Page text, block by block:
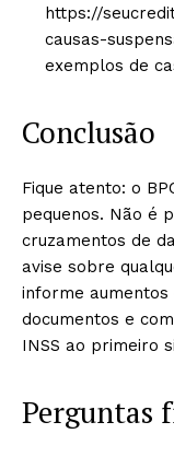
https://
causas-
exemplos de
Conclusão
Fique atento: o
pequenos. Não é
cruzamentos de
avise sobre
informe
documentos e
INSS ao primeiro
Perguntas